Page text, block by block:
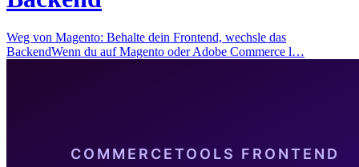
Weg von Magento: Behalte dein Frontend, wechsle das
BackendWenn du auf Magento oder Adobe Commerce l…